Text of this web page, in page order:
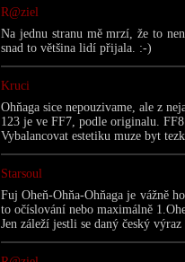
R@ziel
Na jednu stranu mě mrzí, že to
snad to většina lidí přijala. :-)
Kruci
Ohňaga sice nepouzivame, ale z
123 je ve FF7, podle originalu.
Vybalancovat estetiku muze byt
Starsoul
Fuj Oheň-Ohňa-Ohňaga je vážně
to očíslování nebo maximálně
Jen záleží jestli se daný český